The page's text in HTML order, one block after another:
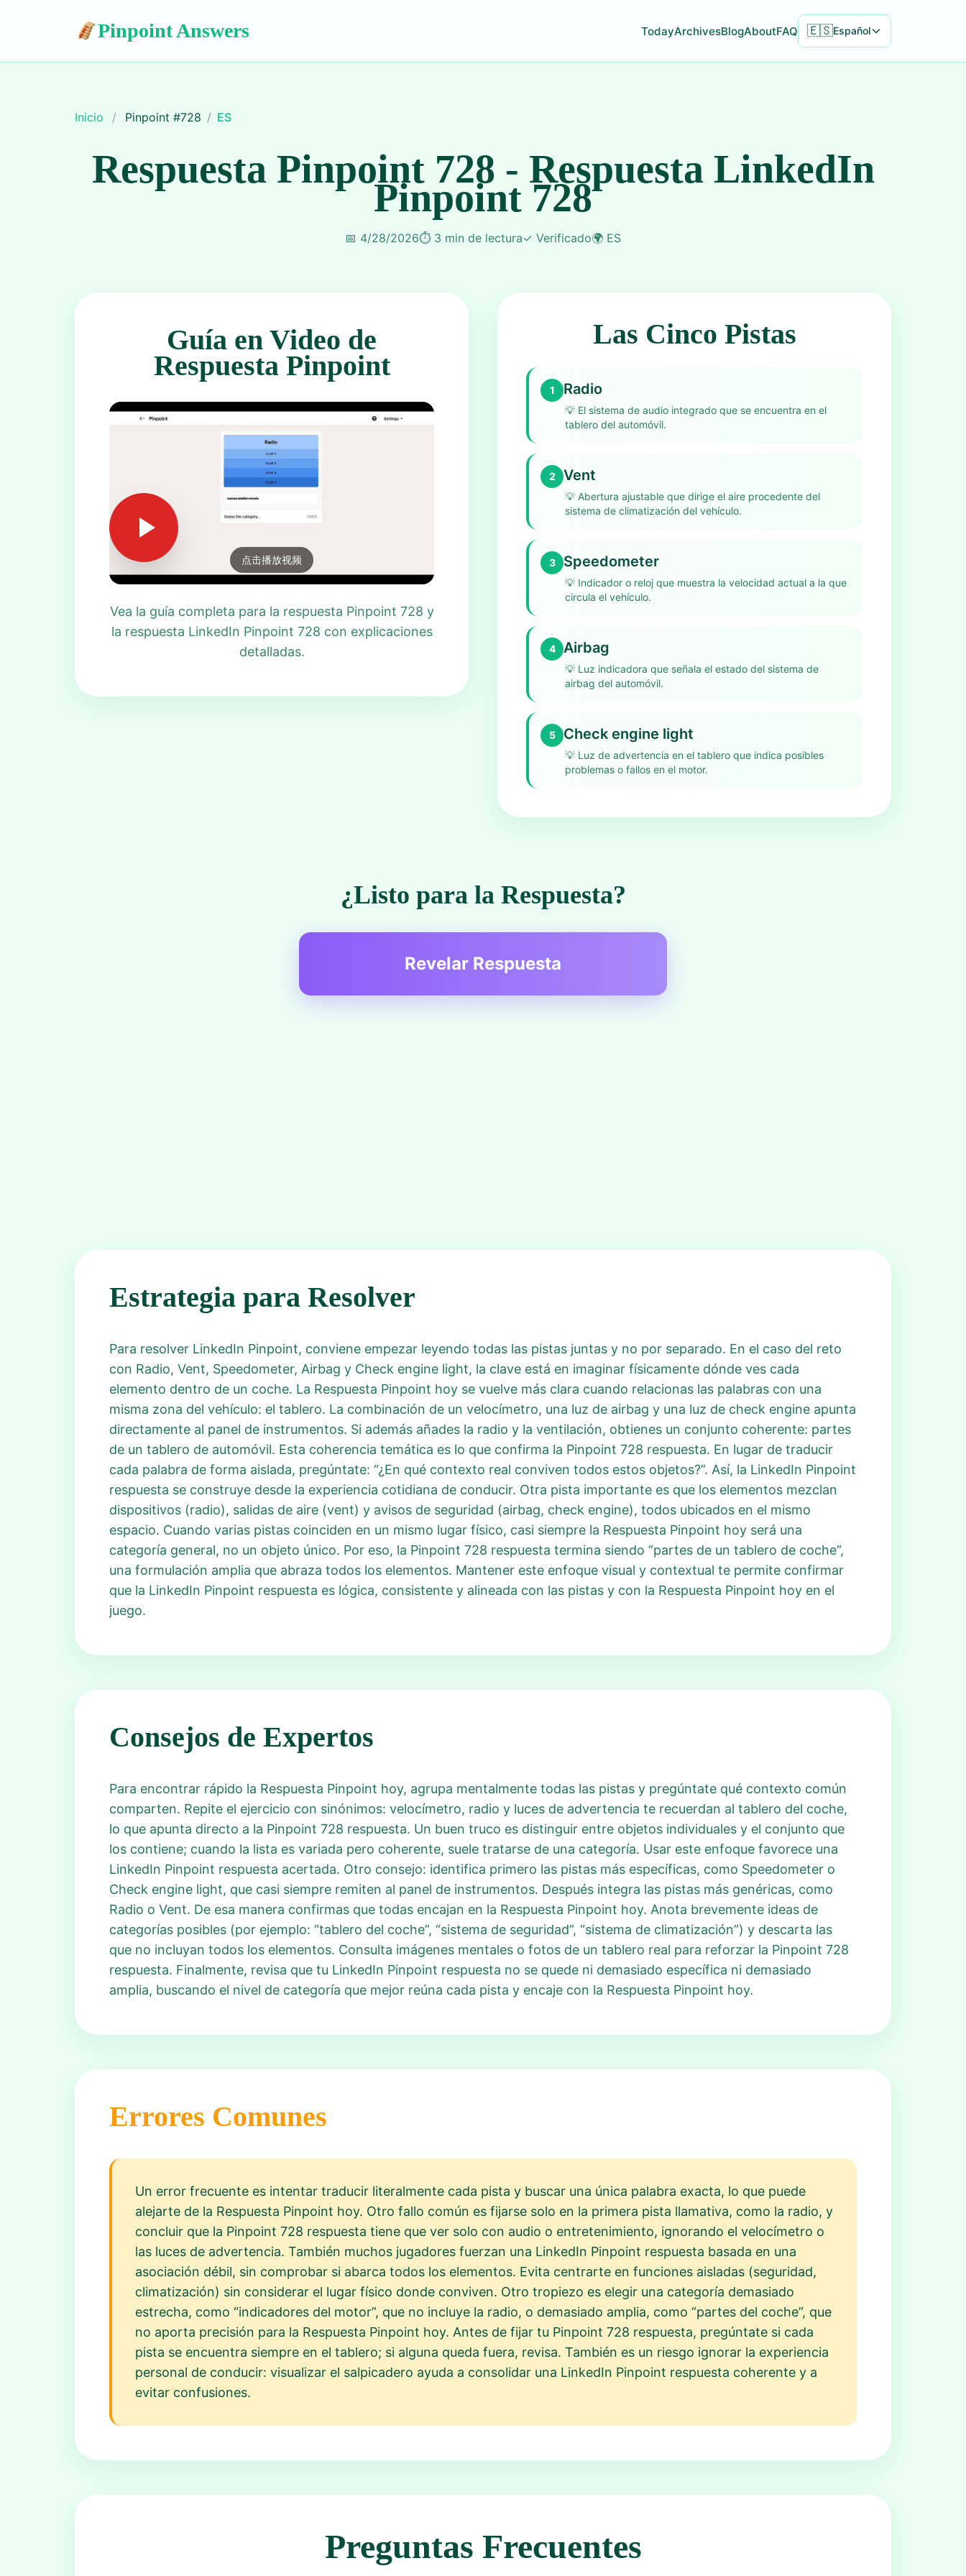
Pinpoint Answers TodayArchivesBlogAboutFAQ 🇪🇸Español
Inicio / Pinpoint #728 / ES
Respuesta Pinpoint 728 - Respuesta LinkedIn
Pinpoint 728
📅 4/28/2026⏱️ 3 min de lectura✓ Verificado🌍 ES
Guía en Video de
Respuesta Pinpoint
点击播放视频
Vea la guía completa para la respuesta Pinpoint 728 y
la respuesta LinkedIn Pinpoint 728 con explicaciones
detalladas.
Las Cinco Pistas
1 Radio
💡 El sistema de audio integrado que se encuentra en el
tablero del automóvil.
2 Vent
💡 Abertura ajustable que dirige el aire procedente del
sistema de climatización del vehículo.
3 Speedometer
💡 Indicador o reloj que muestra la velocidad actual a la que
circula el vehículo.
4 Airbag
💡 Luz indicadora que señala el estado del sistema de
airbag del automóvil.
5 Check engine light
💡 Luz de advertencia en el tablero que indica posibles
problemas o fallos en el motor.
¿Listo para la Respuesta?
Revelar Respuesta
Estrategia para Resolver
Para resolver LinkedIn Pinpoint, conviene empezar leyendo todas las pistas juntas y no por separado. En el caso del reto
con Radio, Vent, Speedometer, Airbag y Check engine light, la clave está en imaginar físicamente dónde ves cada
elemento dentro de un coche. La Respuesta Pinpoint hoy se vuelve más clara cuando relacionas las palabras con una
misma zona del vehículo: el tablero. La combinación de un velocímetro, una luz de airbag y una luz de check engine apunta
directamente al panel de instrumentos. Si además añades la radio y la ventilación, obtienes un conjunto coherente: partes
de un tablero de automóvil. Esta coherencia temática es lo que confirma la Pinpoint 728 respuesta. En lugar de traducir
cada palabra de forma aislada, pregúntate: “¿En qué contexto real conviven todos estos objetos?”. Así, la LinkedIn Pinpoint
respuesta se construye desde la experiencia cotidiana de conducir. Otra pista importante es que los elementos mezclan
dispositivos (radio), salidas de aire (vent) y avisos de seguridad (airbag, check engine), todos ubicados en el mismo
espacio. Cuando varias pistas coinciden en un mismo lugar físico, casi siempre la Respuesta Pinpoint hoy será una
categoría general, no un objeto único. Por eso, la Pinpoint 728 respuesta termina siendo “partes de un tablero de coche”,
una formulación amplia que abraza todos los elementos. Mantener este enfoque visual y contextual te permite confirmar
que la LinkedIn Pinpoint respuesta es lógica, consistente y alineada con las pistas y con la Respuesta Pinpoint hoy en el
juego.
Consejos de Expertos
Para encontrar rápido la Respuesta Pinpoint hoy, agrupa mentalmente todas las pistas y pregúntate qué contexto común
comparten. Repite el ejercicio con sinónimos: velocímetro, radio y luces de advertencia te recuerdan al tablero del coche,
lo que apunta directo a la Pinpoint 728 respuesta. Un buen truco es distinguir entre objetos individuales y el conjunto que
los contiene; cuando la lista es variada pero coherente, suele tratarse de una categoría. Usar este enfoque favorece una
LinkedIn Pinpoint respuesta acertada. Otro consejo: identifica primero las pistas más específicas, como Speedometer o
Check engine light, que casi siempre remiten al panel de instrumentos. Después integra las pistas más genéricas, como
Radio o Vent. De esa manera confirmas que todas encajan en la Respuesta Pinpoint hoy. Anota brevemente ideas de
categorías posibles (por ejemplo: “tablero del coche”, “sistema de seguridad”, “sistema de climatización”) y descarta las
que no incluyan todos los elementos. Consulta imágenes mentales o fotos de un tablero real para reforzar la Pinpoint 728
respuesta. Finalmente, revisa que tu LinkedIn Pinpoint respuesta no se quede ni demasiado específica ni demasiado
amplia, buscando el nivel de categoría que mejor reúna cada pista y encaje con la Respuesta Pinpoint hoy.
Errores Comunes
Un error frecuente es intentar traducir literalmente cada pista y buscar una única palabra exacta, lo que puede
alejarte de la Respuesta Pinpoint hoy. Otro fallo común es fijarse solo en la primera pista llamativa, como la radio, y
concluir que la Pinpoint 728 respuesta tiene que ver solo con audio o entretenimiento, ignorando el velocímetro o
las luces de advertencia. También muchos jugadores fuerzan una LinkedIn Pinpoint respuesta basada en una
asociación débil, sin comprobar si abarca todos los elementos. Evita centrarte en funciones aisladas (seguridad,
climatización) sin considerar el lugar físico donde conviven. Otro tropiezo es elegir una categoría demasiado
estrecha, como “indicadores del motor”, que no incluye la radio, o demasiado amplia, como “partes del coche”, que
no aporta precisión para la Respuesta Pinpoint hoy. Antes de fijar tu Pinpoint 728 respuesta, pregúntate si cada
pista se encuentra siempre en el tablero; si alguna queda fuera, revisa. También es un riesgo ignorar la experiencia
personal de conducir: visualizar el salpicadero ayuda a consolidar una LinkedIn Pinpoint respuesta coherente y a
evitar confusiones.
Preguntas Frecuentes